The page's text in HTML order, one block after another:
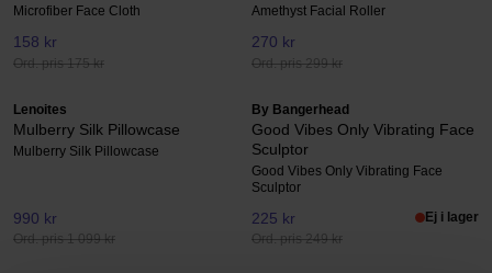
Microfiber Face Cloth
158 kr
Ord. pris 175 kr
Amethyst Facial Roller
270 kr
Ord. pris 299 kr
Lenoites
Mulberry Silk Pillowcase
Mulberry Silk Pillowcase
990 kr
Ord. pris 1 099 kr
By Bangerhead
Good Vibes Only Vibrating Face
Sculptor
Good Vibes Only Vibrating Face
Sculptor
225 kr
Ord. pris 249 kr
Ej i lager